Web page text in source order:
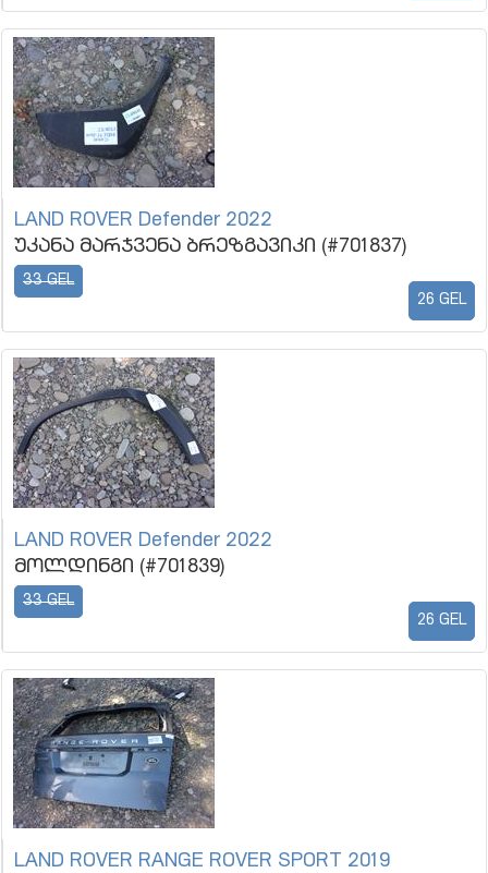
LAND ROVER Defender 2022
უკანა მარჯვენა ბრეზგავიკი (#701837)
33 GEL
26 GEL
LAND ROVER Defender 2022
მოლდინგი (#701839)
33 GEL
26 GEL
LAND ROVER RANGE ROVER SPORT 2019